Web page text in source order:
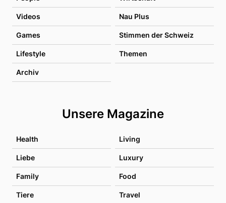
Videos Nau Plus
Games Stimmen der Schweiz
Lifestyle Themen
Archiv
Unsere Magazine
Health Living
Liebe Luxury
Family Food
Tiere Travel